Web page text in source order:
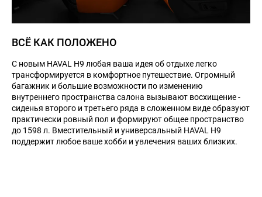
ВСЁ КАК ПОЛОЖЕНО
С новым HAVAL H9 любая ваша идея об отдыхе легко
трансформируется в комфортное путешествие. Огромный
багажник и большие возможности по изменению
внутреннего пространства салона вызывают восхищение -
сиденья второго и третьего ряда в сложенном виде образуют
практически ровный пол и формируют общее пространство
до 1598 л. Вместительный и универсальный HAVAL H9
поддержит любое ваше хобби и увлечения ваших близких.